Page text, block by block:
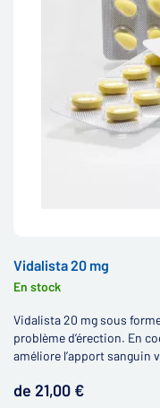
Vidalista 20 mg
En stock
Vidalista 20 mg sous
problème d’érection. En
améliore l’apport sanguin
de 21,00 €